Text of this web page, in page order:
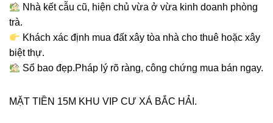
Nhà kết cẫu cũ, hiện chủ vừa ở vừa kinh doanh phòng
trà.
Khách xác định mua đất xây tòa nhà cho thuê hoặc xây
biệt thự.
Sổ bao đẹp.Pháp lý rõ ràng, công chứng mua bán ngay.
MẶT TIỀN 15M KHU VIP CƯ XÁ BẮC HẢI.